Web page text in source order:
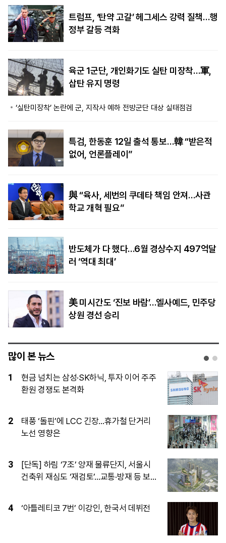
트럼프, ‘탄약 고갈’ 헤그세스 강력 질책…행
정부 갈등 격화
육군 1군단, 개인화기도 실탄 미장착…軍,
삽탄 유지 명령
‘실탄미장착’ 논란에 군, 지작사 예하 전방군단 대상 실태점검
특검, 한동훈 12일 출석 통보…韓 “받은적
없어, 언론플레이”
與 “육사, 세번의 쿠데타 책임 안져…사관
학교 개혁 필요”
반도체가 다 했다…6월 경상수지 497억달
러 ‘역대 최대’
美 미시간도 ‘진보 바람’…엘사예드, 민주당
상원 경선 승리
많이 본 뉴스
1
현금 넘치는 삼성·SK하닉, 투자 이어 주주
환원 경쟁도 본격화
2
태풍 ‘돌핀’에 LCC 긴장…휴가철 단거리
노선 영향은
3
[단독] 하림 ‘7조’ 양재 물류단지, 서울시
건축위 재심도 ‘재검토’…교통·방재 등 보
4 ‘아틀레티코 7번’ 이강인, 한국서 데뷔전